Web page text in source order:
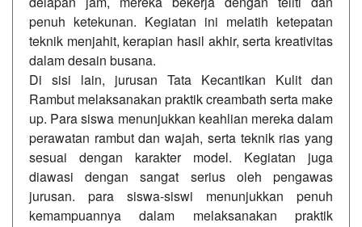
penuh ketekunan. Kegiatan ini melatih ketepatan
teknik menjahit, kerapian hasil akhir, serta kreativitas
dalam desain busana.
Di sisi lain, jurusan Tata Kecantikan Kulit dan
Rambut melaksanakan praktik creambath serta make
up. Para siswa menunjukkan keahlian mereka dalam
perawatan rambut dan wajah, serta teknik rias yang
sesuai dengan karakter model. Kegiatan juga
diawasi dengan sangat serius oleh pengawas
jurusan. para siswa-siswi menunjukkan penuh
kemampuannya dalam melaksanakan praktik